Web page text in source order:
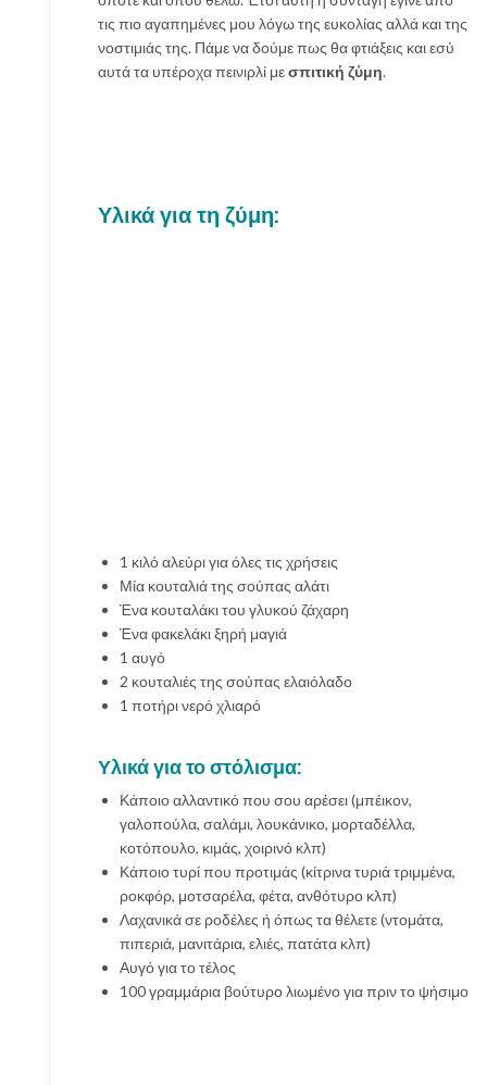
τις πιο αγαπημένες μου λόγω της ευκολίας αλλά και της
νοστιμιάς της. Πάμε να δούμε πως θα φτιάξεις και εσύ
αυτά τα υπέροχα πεινιρλί μεσπιτική ζύμη.
Υλικά για τη ζύμη:
1 κιλό αλεύρι για όλες τις χρήσεις
Μία κουταλιά της σούπας αλάτι
Ένα κουταλάκι του γλυκού ζάχαρη
Ένα φακελάκι ξηρή μαγιά
1 αυγό
2 κουταλιές της σούπας ελαιόλαδο
1 ποτήρι νερό χλιαρό
Υλικά για το στόλισμα:
Κάποιο αλλαντικό που σου αρέσει (μπέικον,
γαλοπούλα, σαλάμι, λουκάνικο, μορταδέλλα,
κοτόπουλο, κιμάς, χοιρινό κλπ)
Κάποιο τυρί που προτιμάς (κίτρινα τυριά τριμμένα,
ροκφόρ, μοτσαρέλα, φέτα, ανθότυρο κλπ)
Λαχανικά σε ροδέλες ή όπως τα θέλετε (ντομάτα,
πιπεριά, μανιτάρια, ελιές, πατάτα κλπ)
Αυγό για το τέλος
100 γραμμάρια βούτυρο λιωμένο για πριν το ψήσιμο